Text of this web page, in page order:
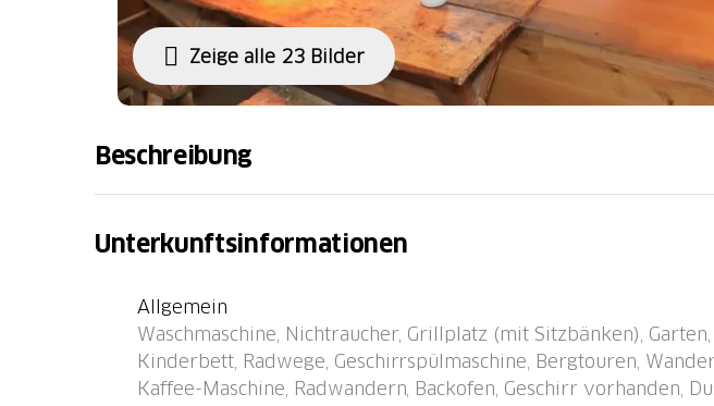
Zeige alle 23 Bilder
Beschreibung
Stockwerken, Baujahr 1795 im Jahre 2021, umgeben von Feldern.
Waschmaschine, Wäschetrockner. Im Winter bitte Schneeketten
Parkplätze 100 m. Lebensmittelgeschäft 4.5 km, Bäckerei 4.3 km,
Posses sur Bex" 450 m, Bahnstation "Les Posses sur Bex" 300 m,
Thermalbad "Lavey-les-Bains" 13 km. Minigolf 4.2 km, Gondelbahn
Unterkunftsinformationen
Allgemein
Waschmaschine, Nichtraucher, Grillplatz (mit Sitzbänken), Garten,
Kinderbett, Radwege, Geschirrspülmaschine, Bergtouren,
Kaffee-Maschine, Radwandern, Backofen, Geschirr vorhanden,